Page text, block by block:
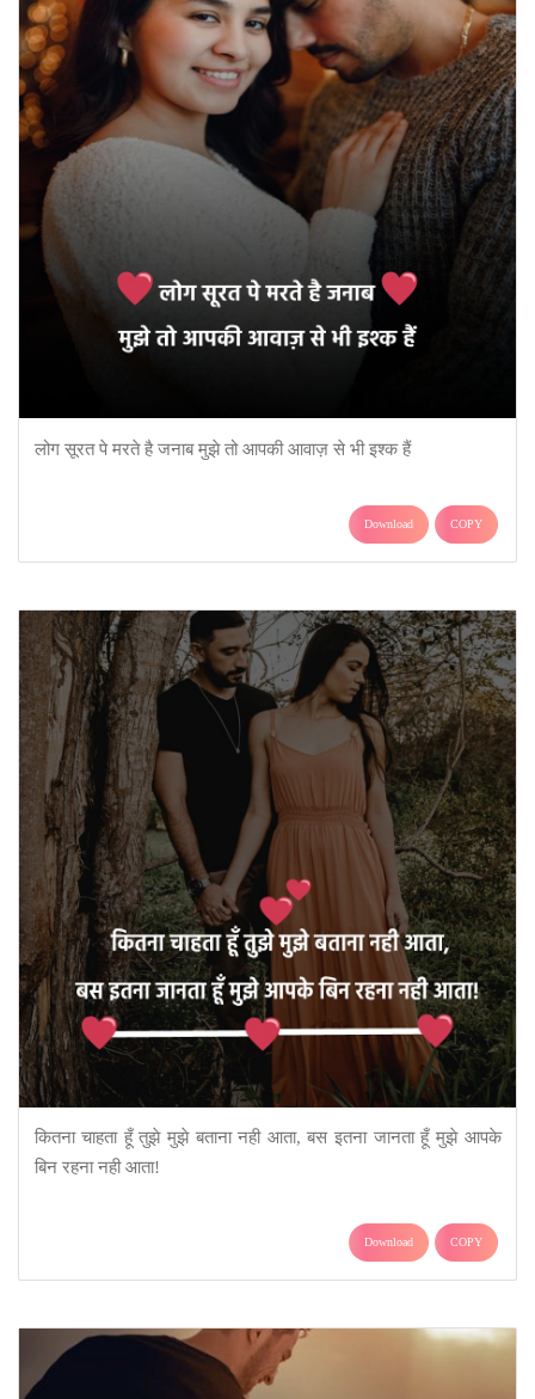
लोग सूरत पे मरते है जनाब मुझे तो आपकी आवाज़ से भी इश्क हैं
Download COPY
कितना चाहता हूँ तुझे मुझे बताना नही आता, बस इतना जानता हूँ मुझे आपके
बिन रहना नही आता!
Download COPY